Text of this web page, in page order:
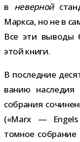
в невер­ной
Маркса, но не в
Все эти выводы
этой книги.
В послед­ние
ва­нию
собра­ния
(«Marx —
томное собра­ние